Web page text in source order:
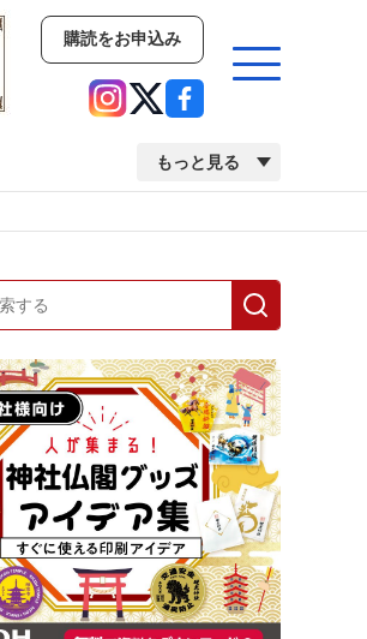
購読をお申込み
もっと見る
イベント
人事・移転・異動・訃報
集
2022 検査・校正特集